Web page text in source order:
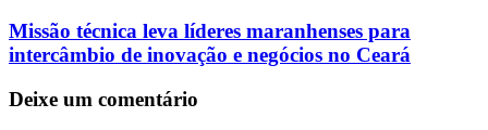
Missão técnica leva líderes maranhenses para
intercâmbio de inovação e negócios no Ceará
Deixe um comentário